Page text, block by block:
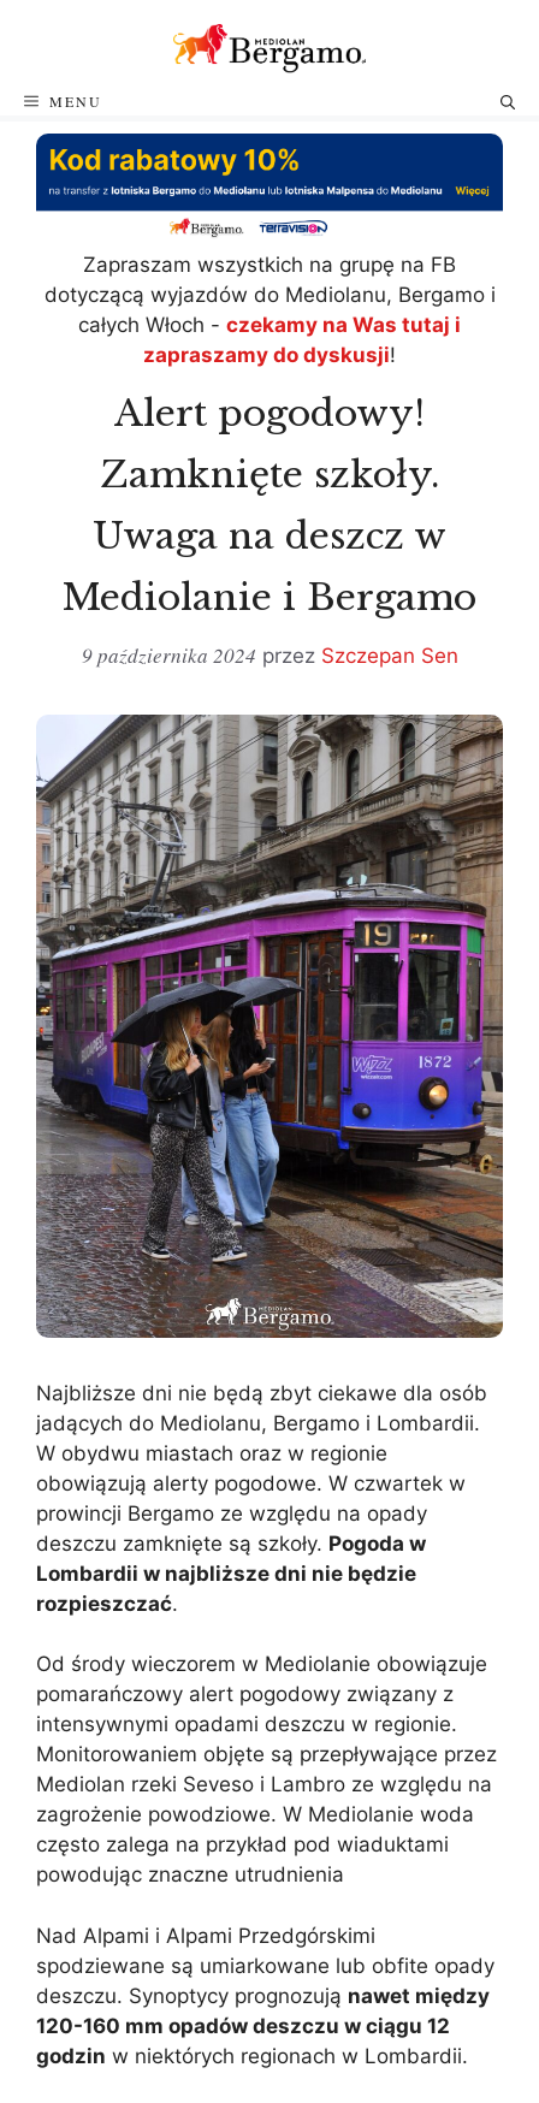
MENU
Zapraszam wszystkich na grupę na FB
dotyczącą wyjazdów do Mediolanu, Bergamo i
całych Włoch - czekamy na Was tutaj i
zapraszamy do dyskusji!
Alert pogodowy!
Zamknięte szkoły.
Uwaga na deszcz w
Mediolanie i Bergamo
9 października 2024 przez Szczepan Sen
Najbliższe dni nie będą zbyt ciekawe dla osób
jadących do Mediolanu, Bergamo i Lombardii.
W obydwu miastach oraz w regionie
obowiązują alerty pogodowe. W czwartek w
prowincji Bergamo ze względu na opady
deszczu zamknięte są szkoły. Pogoda w
Lombardii w najbliższe dni nie będzie
rozpieszczać.
Od środy wieczorem w Mediolanie obowiązuje
pomarańczowy alert pogodowy związany z
intensywnymi opadami deszczu w regionie.
Monitorowaniem objęte są przepływające przez
Mediolan rzeki Seveso i Lambro ze względu na
zagrożenie powodziowe. W Mediolanie woda
często zalega na przykład pod wiaduktami
powodując znaczne utrudnienia
Nad Alpami i Alpami Przedgórskimi
spodziewane są umiarkowane lub obfite opady
deszczu. Synoptycy prognozują nawet między
120-160 mm opadów deszczu w ciągu 12
godzin w niektórych regionach w Lombardii.